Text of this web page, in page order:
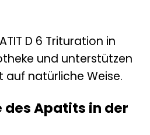
D 6 Trituration in
und unterstützen
auf natürliche Weise.
des Apatits in der